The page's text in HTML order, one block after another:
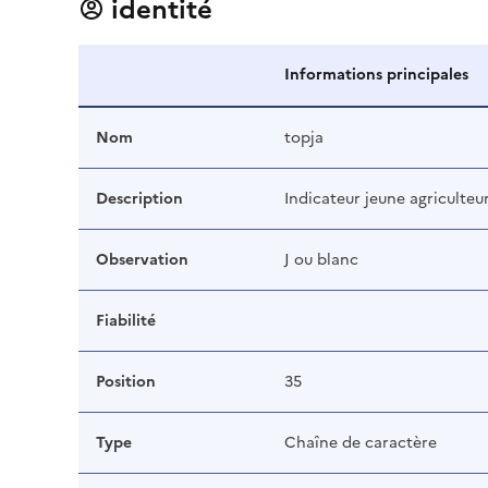
identité
Informations principales
Nom topja
Description Indicateur jeune
Observation J ou blanc
Fiabilité
Position 35
Type Chaîne de caractère